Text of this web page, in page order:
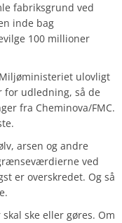
fabriksgrund ved
inde bag
100 millioner
ulovligt
udledning, så de
fra Cheminova/FMC.
arsen og andre
ved
er overskredet. Og så
ske eller gøres. Om